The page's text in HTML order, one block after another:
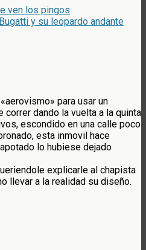
ven los pingos
y su leopardo andante
para usar un
correr dando la vuelta a la quinta
escondido en una calle poco
esta inmovil hace
lo hubiese dejado
explicarle al chapista
llevar a la realidad su diseño.